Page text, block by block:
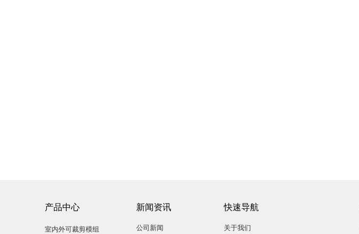
产品中心
室内外可裁剪模组 公司新闻
新闻资讯 快速导航
关于我们